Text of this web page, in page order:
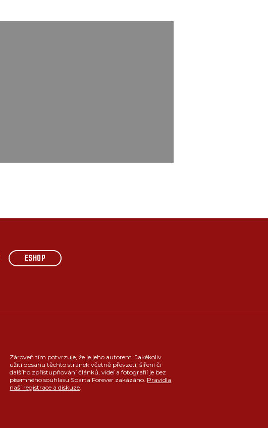
ESHOP
Zároveň tím potvrzuje, že je jeho autorem. Jakékoliv
užití obsahu těchto stránek včetně převzetí, šíření či
dalšího zpřístupňování článků, videí a fotografií je bez
písemného souhlasu Sparta Forever zakázáno. Pravidla
naší registrace a diskuze